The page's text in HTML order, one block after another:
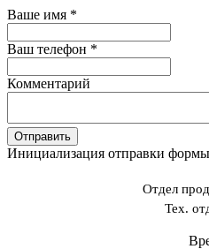
Ваше имя *
Ваш телефон *
Комментарий
Отправить
Инициализация отправки
Отдел
Тех.